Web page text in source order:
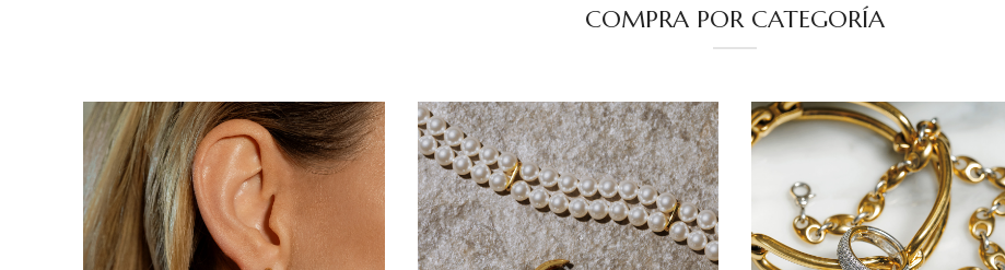
COMPRA POR CATEGORÍA